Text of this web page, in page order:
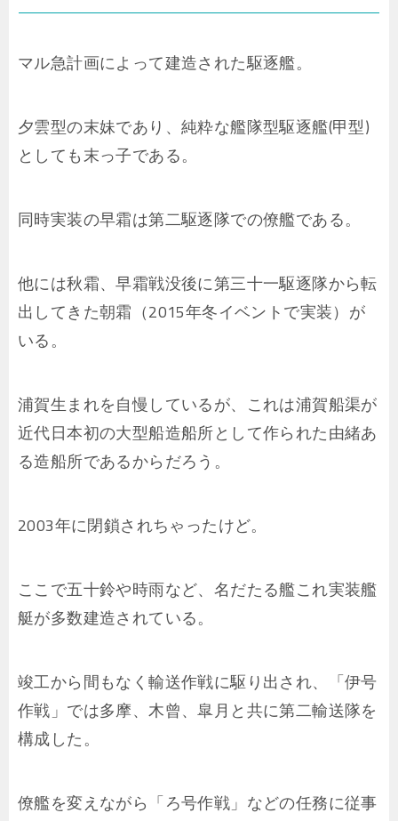
マル急計画によって建造された駆逐艦。
夕雲型の末妹であり、純粋な艦隊型駆逐艦(甲型)
としても末っ子である。
同時実装の早霜は第二駆逐隊での僚艦である。
他には秋霜、早霜戦没後に第三十一駆逐隊から転
出してきた朝霜（2015年冬イベントで実装）が
いる。
浦賀生まれを自慢しているが、これは浦賀船渠が
近代日本初の大型船造船所として作られた由緒あ
る造船所であるからだろう。
2003年に閉鎖されちゃったけど。
ここで五十鈴や時雨など、名だたる艦これ実装艦
艇が多数建造されている。
竣工から間もなく輸送作戦に駆り出され、「伊号
作戦」では多摩、木曾、皐月と共に第二輸送隊を
構成した。
僚艦を変えながら「ろ号作戦」などの任務に従事